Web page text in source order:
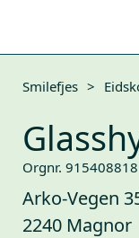
Smilefjes >
Orgnr. 915408818
Arko-Vegen
2240 Magnor